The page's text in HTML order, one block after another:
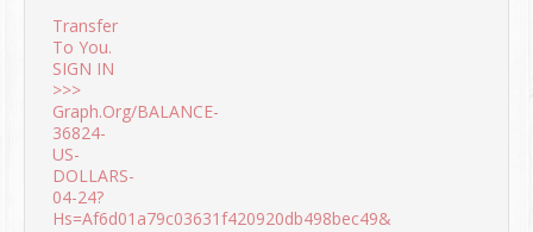
Transfer
To You.
SIGN IN
>>>
Graph.org/BALANCE-
36824-
US-
DOLLARS-
04-24?
Hs=af6d01a79c03631f420920db498bec49&